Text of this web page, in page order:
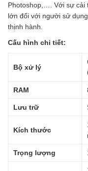
Photoshop,…. Với sự cải
lớn đối với người sử
thịnh hành.
Cấu hình chi tiết:
Bộ xử lý
RAM
Lưu trữ
Kích thước
Trọng lượng